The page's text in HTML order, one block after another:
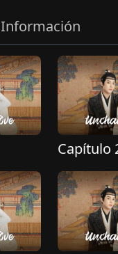
Información
Capítulo